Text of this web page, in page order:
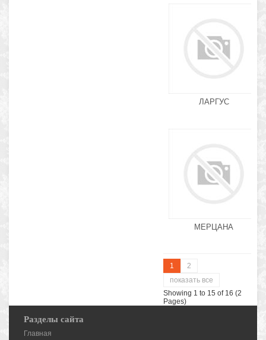
ЛАРГУС
МЕРЦАНА
1
2
показать все
Showing 1 to 15 of 16 (2
Pages)
Разделы сайта
Главная